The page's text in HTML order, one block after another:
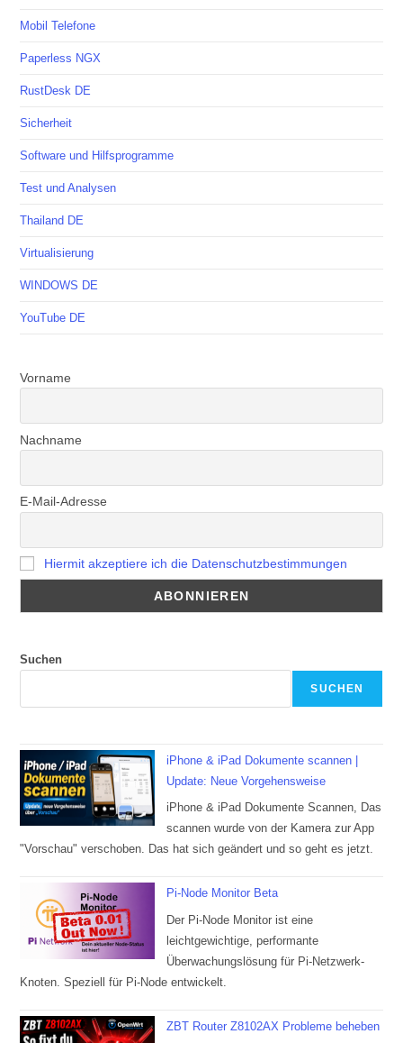
Mobil Telefone
Paperless NGX
RustDesk DE
Sicherheit
Software und Hilfsprogramme
Test und Analysen
Thailand DE
Virtualisierung
WINDOWS DE
YouTube DE
Vorname
Nachname
E-Mail-Adresse
Hiermit akzeptiere ich die Datenschutzbestimmungen
Suchen
SUCHEN
iPhone & iPad Dokumente scannen |
Update: Neue Vorgehensweise
iPhone & iPad Dokumente Scannen, Das
scannen wurde von der Kamera zur App
"Vorschau" verschoben. Das hat sich geändert und so geht es jetzt.
Pi-Node Monitor Beta
Der Pi-Node Monitor ist eine
leichtgewichtige, performante
Überwachungslösung für Pi-Netzwerk-
Knoten. Speziell für Pi-Node entwickelt.
ZBT Router Z8102AX Probleme beheben